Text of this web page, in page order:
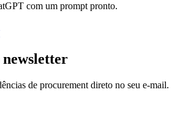
com um prompt pronto.
newsletter
de procurement direto no seu e-mail.